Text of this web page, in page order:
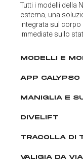
Tutti i modelli della
esterna, una
integrata sul corpo
immediate sullo
MODELLI E
APP CALYPSO
MANIGLIA E
DIVELIFT
TRACOLLA DI
VALIGIA DA